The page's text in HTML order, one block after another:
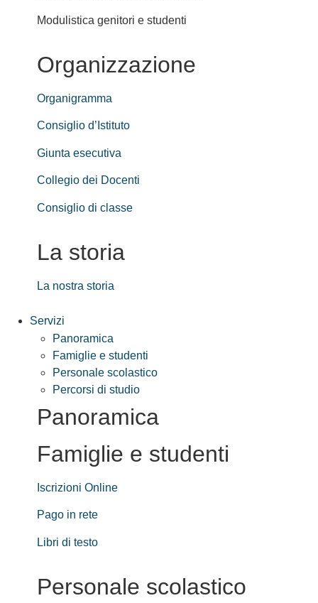
Modulistica genitori e studenti
Organizzazione
Organigramma
Consiglio d’Istituto
Giunta esecutiva
Collegio dei Docenti
Consiglio di classe
La storia
La nostra storia
Servizi
Panoramica
Famiglie e studenti
Personale scolastico
Percorsi di studio
Panoramica
Famiglie e studenti
Iscrizioni Online
Pago in rete
Libri di testo
Personale scolastico